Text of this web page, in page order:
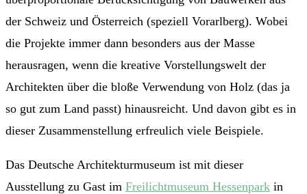
der Schweiz und Österreich (speziell Vorarlberg). Wobei
die Projekte immer dann besonders aus der Masse
herausragen, wenn die kreative Vorstellungswelt der
Architekten über die bloße Verwendung von Holz (das ja
so gut zum Land passt) hinausreicht. Und davon gibt es in
dieser Zusammenstellung erfreulich viele Beispiele.
Das Deutsche Architekturmuseum ist mit dieser
Ausstellung zu Gast im Freilichtmuseum Hessenpark in